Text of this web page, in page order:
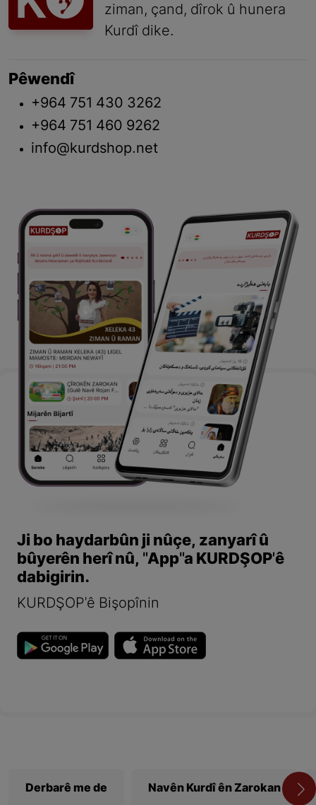
ziman, çand, dîrok û hunera
Kurdî dike.
Pêwendî
+964 751 430 3262
+964 751 460 9262
info@kurdshop.net
Ji bo haydarbûn ji nûçe, zanyarî û
bûyerên herî nû, "App"a KURDŞOP'ê
dabigirin.
KURDŞOP'ê Bişopînin
Derbarê me de Navên Kurdî ên Zarokan